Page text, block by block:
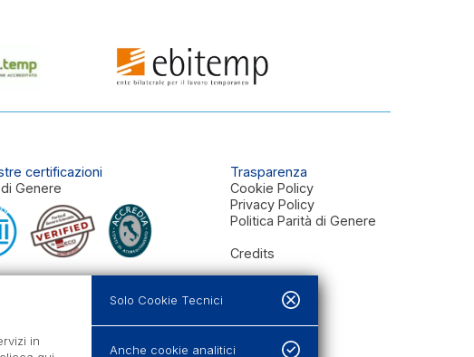
certificazioni
Genere
Trasparenza
Cookie Policy
Privacy Policy
Politica Parità di Genere
Credits
in
Solo Cookie Tecnici
Anche cookie analitici